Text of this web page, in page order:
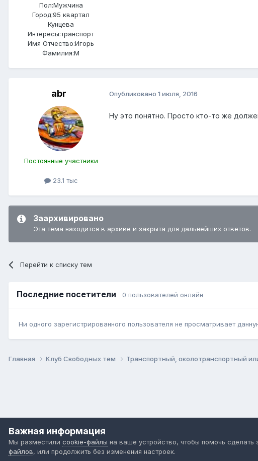
Пол:Мужчина
Город:95 квартал
Кунцева
Интересы:транспорт
Имя Отчество:Игорь
Фамилия:М
abr
Постоянные участники
23.1 тыс
Опубликовано 1 июля, 2016
Ну это понятно. Просто кто-то же
Заархивировано
Эта тема находится в архиве и закрыта для дальнейших ответов.
Перейти к списку тем
Последние посетители 0 пользователей онлайн
Ни одного зарегистрированного пользователя не просматривает
Главная Kлуб Свободных тем Транспортный, околотранспортный
Важная информация
Мы разместили cookie-файлы на ваше устройство, чтобы помочь
файлов, или продолжить без изменения настроек.